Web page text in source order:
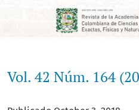
Vol. 42 Núm. 164 (2018)
Vol. 42 Núm. 164